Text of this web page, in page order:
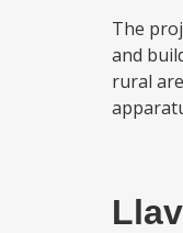
The
and
rural